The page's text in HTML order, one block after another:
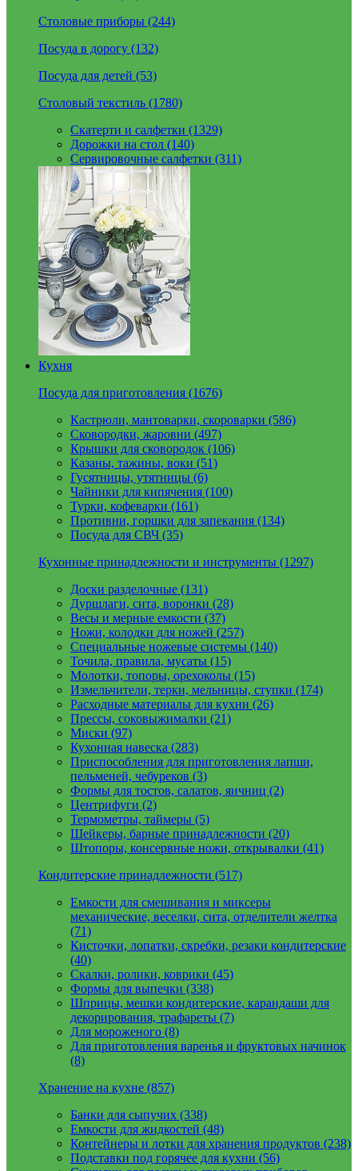
Столовые приборы (244)
Посуда в дорогу (132)
Посуда для детей (53)
Столовый текстиль (1780)
Скатерти и салфетки (1329)
Дорожки на стол (140)
Сервировочные салфетки (311)
Кухня
Посуда для приготовления (1676)
Кастрюли, мантоварки, скороварки (586)
Сковородки, жаровни (497)
Крышки для сковородок (106)
Казаны, тажины, воки (51)
Гусятницы, утятницы (6)
Чайники для кипячения (100)
Турки, кофеварки (161)
Противни, горшки для запекания (134)
Посуда для СВЧ (35)
Кухонные принадлежности и инструменты (1297)
Доски разделочные (131)
Дуршлаги, сита, воронки (28)
Весы и мерные емкости (37)
Ножи, колодки для ножей (257)
Специальные ножевые системы (140)
Точила, правила, мусаты (15)
Молотки, топоры, орехоколы (15)
Измельчители, терки, мельницы, ступки (174)
Расходные материалы для кухни (26)
Прессы, соковыжималки (21)
Миски (97)
Кухонная навеска (283)
Приспособления для приготовления лапши,
пельменей, чебуреков (3)
Формы для тостов, салатов, яичниц (2)
Центрифуги (2)
Термометры, таймеры (5)
Шейкеры, барные принадлежности (20)
Штопоры, консервные ножи, открывалки (41)
Кондитерские принадлежности (517)
Емкости для смешивания и миксеры
механические, веселки, сита, отделители желтка
(71)
Кисточки, лопатки, скребки, резаки кондитерские
(40)
Скалки, ролики, коврики (45)
Формы для выпечки (338)
Шприцы, мешки кондитерские, карандаши для
декорирования, трафареты (7)
Для мороженого (8)
Для приготовления варенья и фруктовых начинок
(8)
Хранение на кухне (857)
Банки для сыпучих (338)
Емкости для жидкостей (48)
Контейнеры и лотки для хранения продуктов (238)
Подставки под горячее для кухни (56)